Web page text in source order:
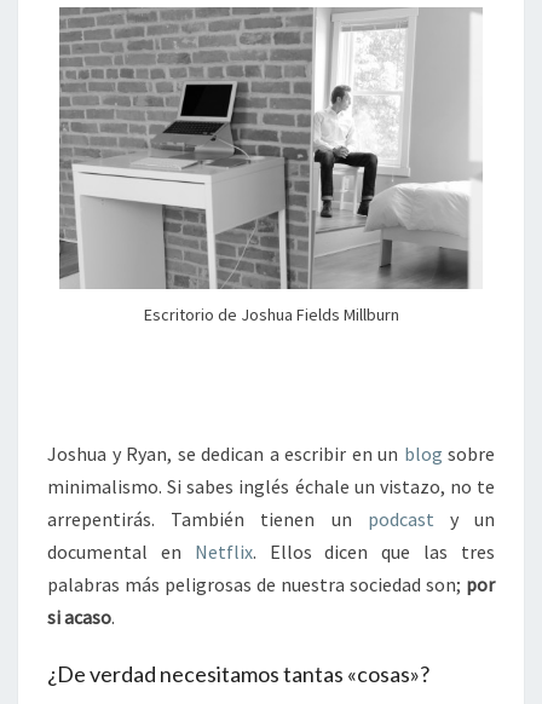
Escritorio de Joshua Fields Millburn
Joshua y Ryan, se dedican a escribir en un blog sobre
minimalismo. Si sabes inglés échale un vistazo, no te
arrepentirás. También tienen un podcast y un
documental en Netflix. Ellos dicen que las tres
palabras más peligrosas de nuestra sociedad son; por
si acaso.
¿De verdad necesitamos tantas «cosas»?